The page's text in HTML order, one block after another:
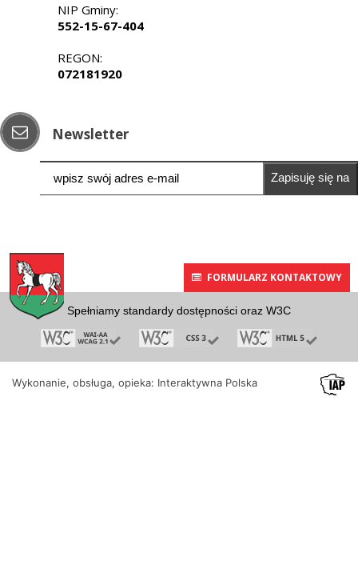
NIP Gminy:
552-15-67-404
REGON:
072181920
Newsletter
Zapisuję się na
FORMULARZ KONTAKTOWY
Spełniamy standardy dostępności oraz W3C
Wykonanie, obsługa, opieka: Interaktywna Polska